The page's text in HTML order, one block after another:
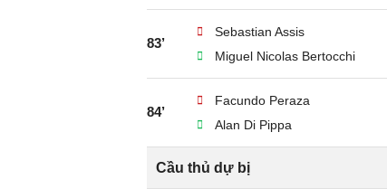
83’
Sebastian Assis
Miguel Nicolas Bertocchi
84’
Facundo Peraza
Alan Di Pippa
Cầu thủ dự bị